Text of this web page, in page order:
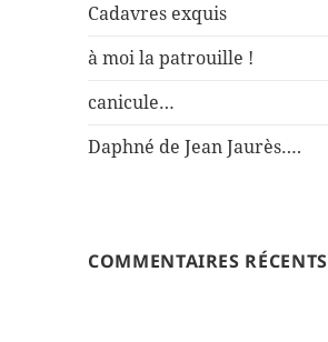
Cadavres exquis
à moi la patrouille !
canicule…
Daphné de Jean Jaurès….
COMMENTAIRES RÉCENTS